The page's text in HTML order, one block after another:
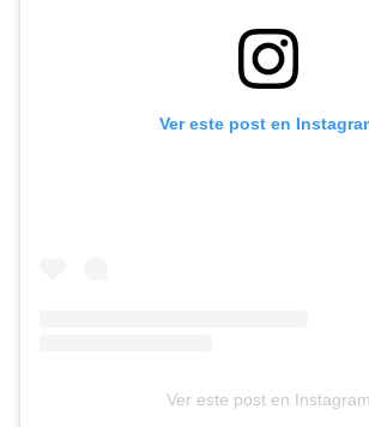
Ver este post en
Ver este post en Instagram